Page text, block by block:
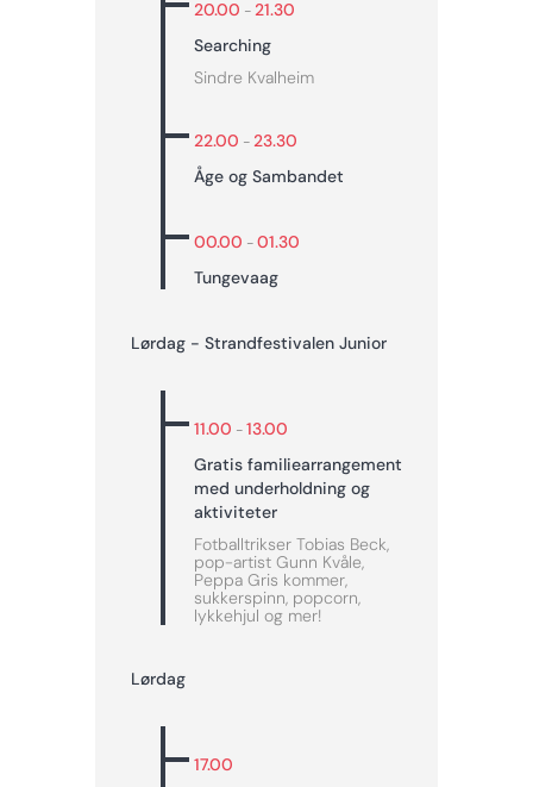
20.00 -21.30
Searching
Sindre Kvalheim
22.00 -23.30
Åge og Sambandet
00.00 -01.30
Tungevaag
Lørdag - Strandfestivalen Junior
11.00 -13.00
Gratis familiearrangement
med underholdning og
aktiviteter
Fotballtrikser Tobias Beck,
pop-artist Gunn Kvåle,
Peppa Gris kommer,
sukkerspinn, popcorn,
lykkehjul og mer!
Lørdag
17.00